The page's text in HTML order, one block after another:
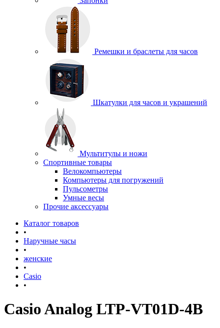
Ремешки и браслеты для часов
Шкатулки для часов и украшений
Мультитулы и ножи
Спортивные товары
Велокомпьютеры
Компьютеры для погружений
Пульсометры
Умные весы
Прочие аксессуары
Каталог товаров
•
Наручные часы
•
женские
•
Casio
•
Casio Analog LTP-VT01D-4B